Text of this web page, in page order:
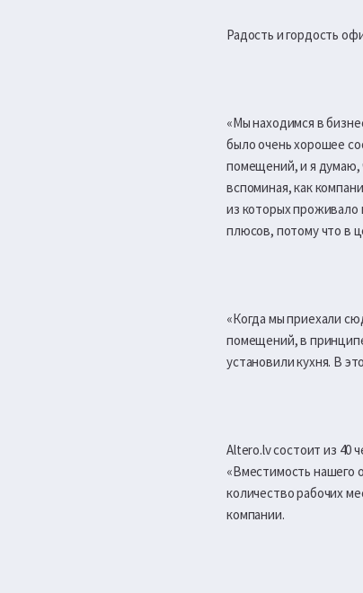
Радость и гордость
«Мы находимся в
было очень хорошее
помещений, и я думаю,
вспоминая, как
из которых проживало
плюсов, потому что в
«Когда мы приехали
помещений, в
установили кухня. В
Altero.lv состоит из 40
«Вместимость нашего
количество рабочих
компании.